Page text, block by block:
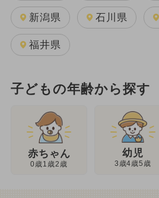
新潟県 石川県
福井県
子どもの年齢から探す
赤ちゃん
0歳1歳2歳
幼児
3歳4歳5歳